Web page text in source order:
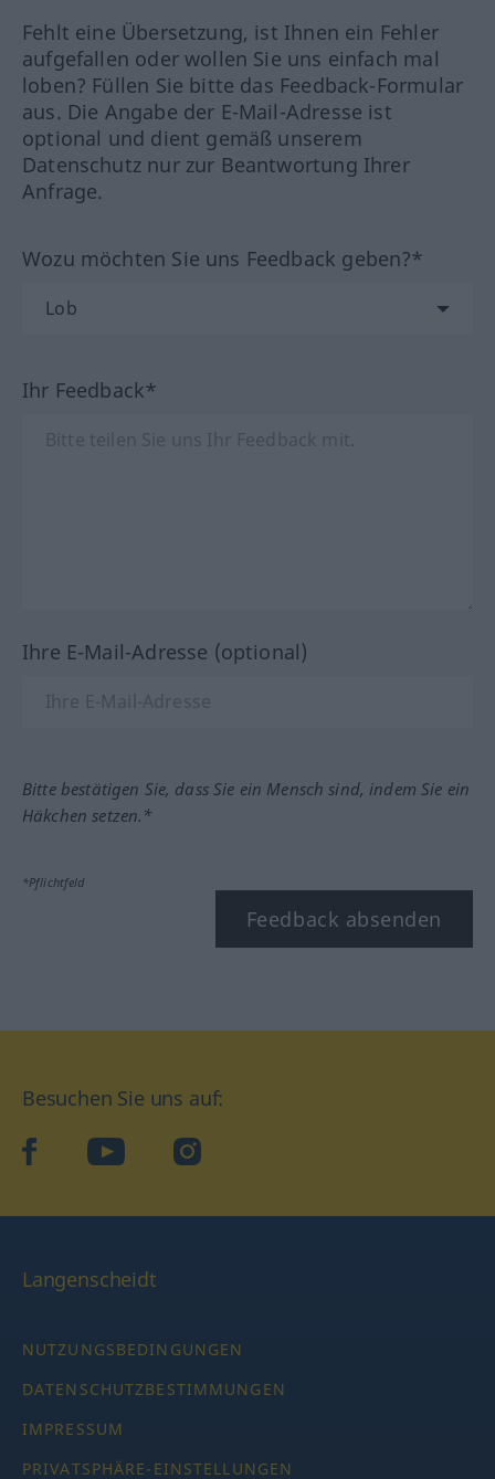
Fehlt eine Übersetzung, ist Ihnen ein Fehler
aufgefallen oder wollen Sie uns einfach mal
loben? Füllen Sie bitte das Feedback-Formular
aus. Die Angabe der E-Mail-Adresse ist
optional und dient gemäß unserem
Datenschutz nur zur Beantwortung Ihrer
Anfrage.
Wozu möchten Sie uns Feedback geben?*
Ihr Feedback*
Ihre E-Mail-Adresse (optional)
Bitte bestätigen Sie, dass Sie ein Mensch sind, indem Sie ein
Häkchen setzen.*
*Pflichtfeld
Feedback absenden
Besuchen Sie uns auf:
facebookYouTube Instagram
Langenscheidt
NUTZUNGSBEDINGUNGEN
DATENSCHUTZBESTIMMUNGEN
IMPRESSUM
PRIVATSPHÄRE-EINSTELLUNGEN